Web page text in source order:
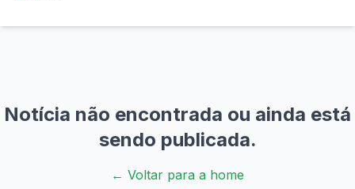
Notícia não encontrada ou ainda está
sendo publicada.
← Voltar para a home